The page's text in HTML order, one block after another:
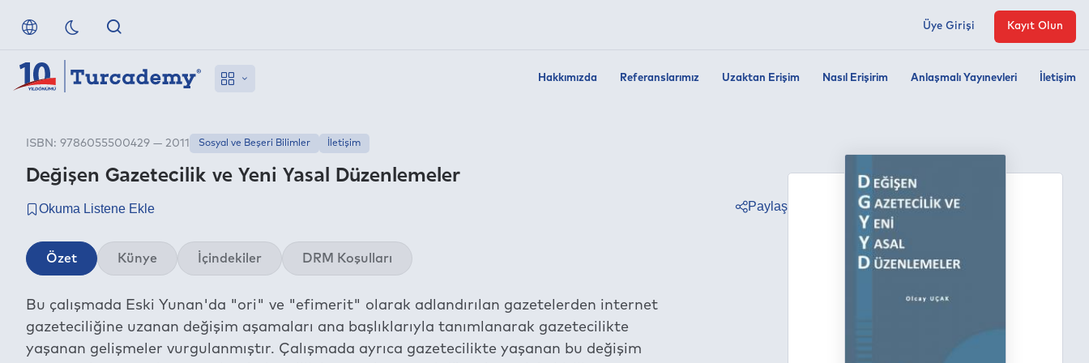
Hakkımızda Referanslarımız Uzaktan Erişim Nasıl Erişirim Anlaşmalı Yayınevleri İletişim
Üye Girişi Kayıt Olun
Değişen Gazetecilik ve Yeni Yasal Düzenlemeler
ISBN: 9786055500429 — 2011 Sosyal ve Beşeri Bilimler İletişim
Paylaş
Özet Künye İçindekiler DRM Koşulları
Bu çalışmada Eski Yunan'da "ori" ve "efimerit" olarak adlandırılan gazetelerden internet
gazeteciliğine uzanan değişim aşamaları ana başlıklarıyla tanımlanarak gazetecilikte
yaşanan gelişmeler vurgulanmıştır. Çalışmada ayrıca gazetecilikte yaşanan bu değişim